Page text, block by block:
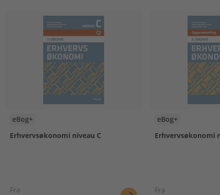
eBog+
Erhvervsøkonomi niveau C
Fra
eBog+
Erhvervsøkonomi
Fra